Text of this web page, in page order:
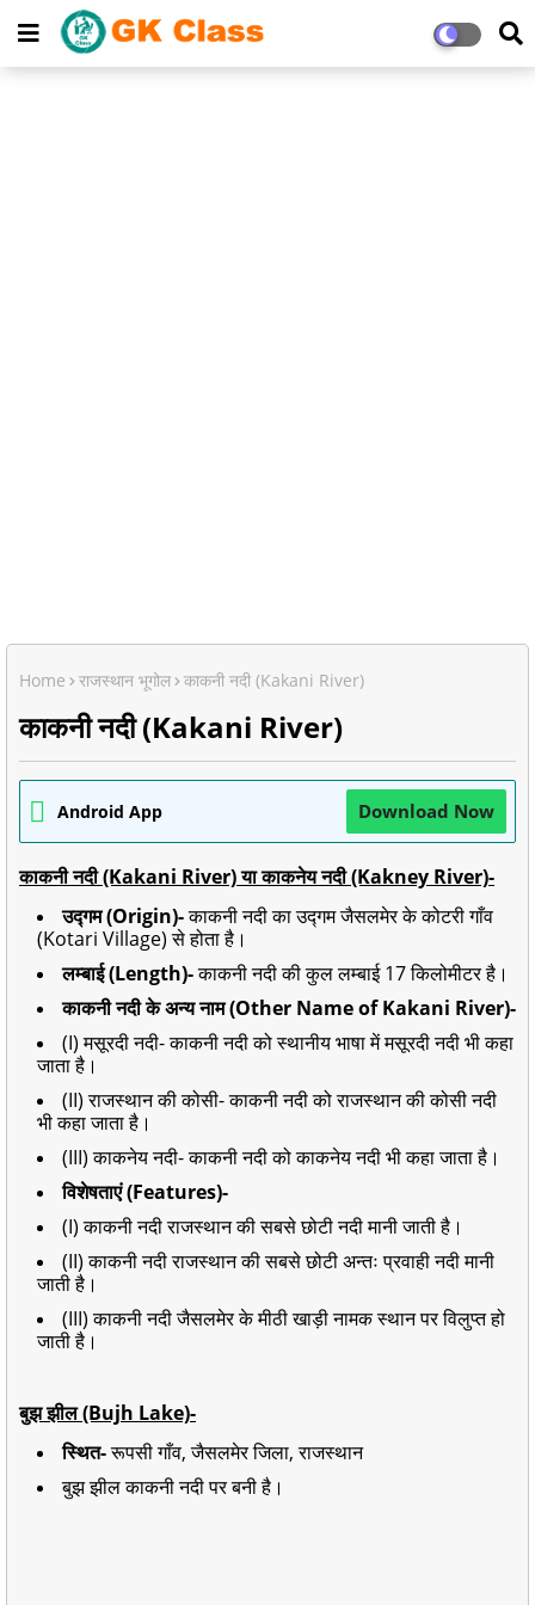
Home राजस्थान भूगोल काकनी नदी (Kakani River)
काकनी नदी (Kakani River)
Android App Download Now
काकनी नदी (Kakani River) या काकनेय नदी (Kakney River)-
उद्गम (Origin)-काकनी नदी का उद्गम जैसलमेर के कोटरी गाँव
(Kotari Village) से होता है।
लम्बाई (Length)-काकनी नदी की कुल लम्बाई 17 किलोमीटर है।
काकनी नदी के अन्य नाम (Other Name of Kakani River)-
(I) मसूरदी नदी- काकनी नदी को स्थानीय भाषा में मसूरदी नदी भी कहा
जाता है।
(II) राजस्थान की कोसी- काकनी नदी को राजस्थान की कोसी नदी
भी कहा जाता है।
(III) काकनेय नदी- काकनी नदी को काकनेय नदी भी कहा जाता है।
विशेषताएं (Features)-
(I) काकनी नदी राजस्थान की सबसे छोटी नदी मानी जाती है।
(II) काकनी नदी राजस्थान की सबसे छोटी अन्तः प्रवाही नदी मानी
जाती है।
(III) काकनी नदी जैसलमेर के मीठी खाड़ी नामक स्थान पर विलुप्त हो
जाती है।
बुझ झील (Bujh Lake)-
स्थित-रूपसी गाँव, जैसलमेर जिला, राजस्थान
बुझ झील काकनी नदी पर बनी है।